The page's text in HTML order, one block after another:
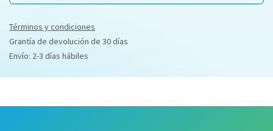
Términos y condiciones
Grantía de devolución de 30 días
Envío: 2-3 días hábiles